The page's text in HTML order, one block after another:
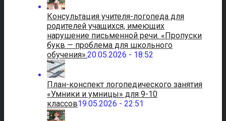
Консультация учителя-логопеда для
родителей учащихся, имеющих
нарушение письменной речи. «Пропуски
букв — проблема для школьного
обучения».20.05.2026 - 18:52
План-конспект логопедического занятия
«Умники и умницы» для 9-10
классов19.05.2026 - 22:51